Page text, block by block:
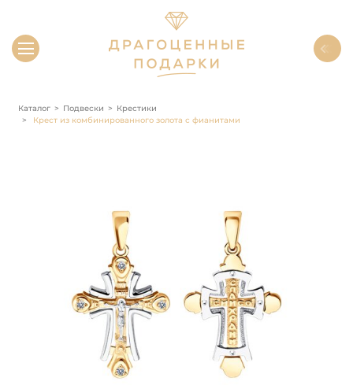
Каталог Подвески
Крестики
Крест из комбинированного золота с фианитами